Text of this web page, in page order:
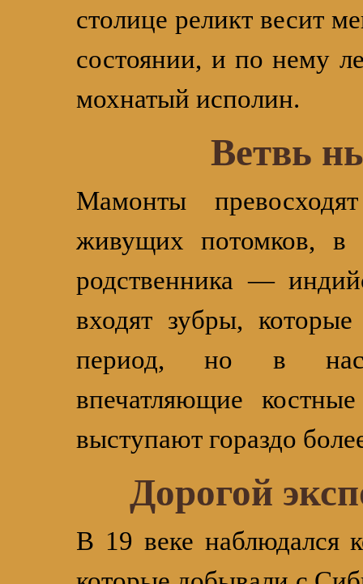
столице реликт весит
состоянии, и по нему
мохнатый исполин.
Ветвь
Мамонты
живущих потомков, в
родственника —
входят зубры,
период, но в
впечатляющие
выступают гораздо
Дорогой
В 19 веке наблюдался